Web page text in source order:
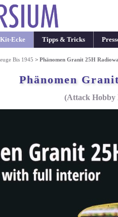
Kit-Ecke Tipps & Tricks
Bis 1945 > Phänomen Granit 25H
Phänomen
(Attack Hobby